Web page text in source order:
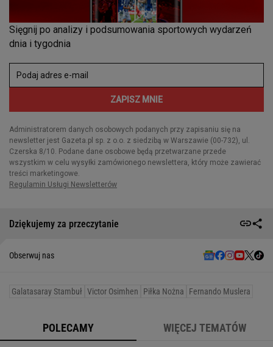
Dziękujemy za przeczytanie
Obserwuj nas
Galatasaray Stambuł Victor Osimhen Piłka Nożna Fernando Muslera
POLECAMY WIĘCEJ TEMATÓW